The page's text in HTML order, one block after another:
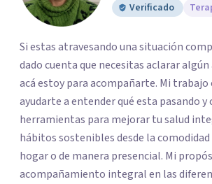
Verificado
Si estas atravesando una situación
dado cuenta que necesitas aclarar algún
acá estoy para acompañarte. Mi trabajo
ayudarte a entender qué esta pasando
herramientas para mejorar tu salud
hábitos sostenibles desde la comodidad
hogar o de manera presencial. Mi propósito es brindar un
acompañamiento integral en las